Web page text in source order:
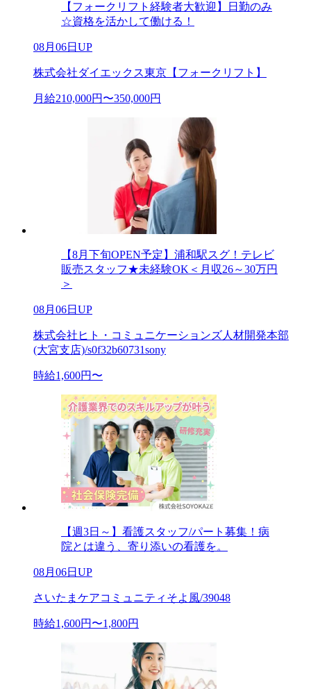
【フォークリフト経験者大歓迎】日勤のみ
☆資格を活かして働ける！
08月06日UP
株式会社ダイエックス東京【フォークリフト】
月給210,000円〜350,000円
【8月下旬OPEN予定】浦和駅スグ！テレビ
販売スタッフ★未経験OK＜月収26～30万円
＞
08月06日UP
株式会社ヒト・コミュニケーションズ人材開発本部
(大宮支店)/s0f32b60731sony
時給1,600円〜
【週3日～】看護スタッフ/パート募集！病
院とは違う、寄り添いの看護を。
08月06日UP
さいたまケアコミュニティそよ風/39048
時給1,600円〜1,800円